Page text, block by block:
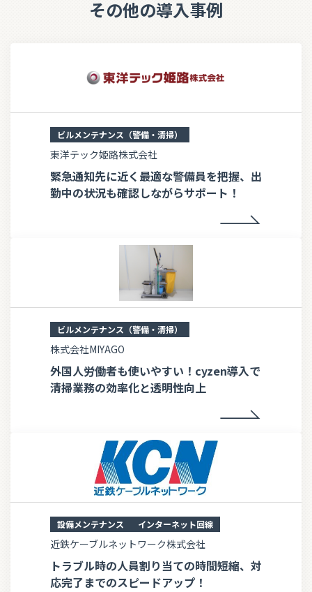
その他の導入事例
ビルメンテナンス（警備・清掃）
東洋テック姫路株式会社
緊急通知先に近く最適な警備員を把握、出
勤中の状況も確認しながらサポート！
ビルメンテナンス（警備・清掃）
株式会社MIYAGO
外国人労働者も使いやすい！cyzen導入で
清掃業務の効率化と透明性向上
設備メンテナンス インターネット回線
近鉄ケーブルネットワーク株式会社
トラブル時の人員割り当ての時間短縮、対
応完了までのスピードアップ！